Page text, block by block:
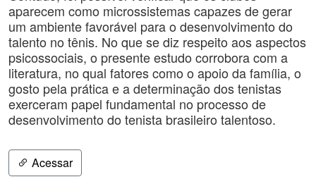
aparecem como microssistemas capazes de gerar
um ambiente favorável para o desenvolvimento do
talento no tênis. No que se diz respeito aos aspectos
psicossociais, o presente estudo corrobora com a
literatura, no qual fatores como o apoio da família, o
gosto pela prática e a determinação dos tenistas
exerceram papel fundamental no processo de
desenvolvimento do tenista brasileiro talentoso.
Acessar